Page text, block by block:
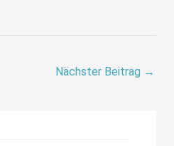
Nächster Beitrag →